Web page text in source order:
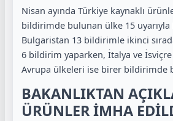
Nisan ayında Türkiye kaynaklı
bildirimde bulunan ülke 15 uyarıyla
Bulgaristan 13 bildirimle ikinci
6 bildirim yaparken, İtalya ve İsviçre
Avrupa ülkeleri ise birer bildirimde
BAKANLIKTAN
ÜRÜNLER İMHA